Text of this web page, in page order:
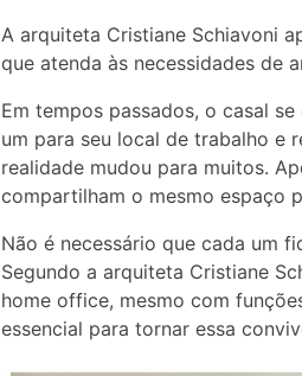
A arquiteta Cristiane Schiavoni
que atenda às necessidades de
Em tempos passados, o casal
um para seu local de trabalho e
realidade mudou para muitos.
compartilham o mesmo espaço
Não é necessário que cada um
Segundo a arquiteta Cristiane
home office, mesmo com
essencial para tornar essa